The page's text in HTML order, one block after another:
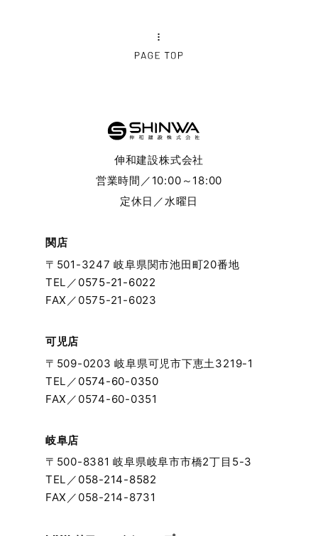
伸和建設株式会社
営業時間／10:00～18:00
定休日／水曜日
関店
〒501-3247 岐阜県関市池田町20番地
TEL／ 0575-21-6022
FAX／0575-21-6023
岐阜店
〒500-8381 岐阜県岐阜市市橋2丁目5-3
TEL／ 058-214-8582
FAX／058-214-8731
可児店
〒509-0203 岐阜県可児市下恵土3219-1
TEL／ 0574-60-0350
FAX／0574-60-0351